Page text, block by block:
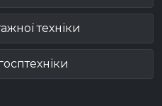
техніки